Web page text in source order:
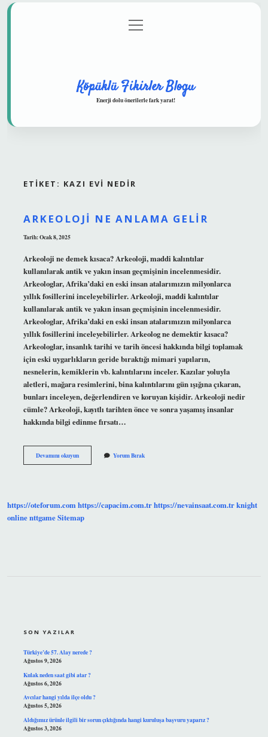
Gizlilik Politikası
menüyü
aç
Köpüklü Fikirler Blogu
Enerji dolu önerilerle fark yarat!
ETIKET: KAZI EVI NEDIR
ARKEOLOJI NE ANLAMA GELIR
Tarih: Ocak 8, 2025
Arkeoloji ne demek kısaca? Arkeoloji, maddi kalıntılar
kullanılarak antik ve yakın insan geçmişinin incelenmesidir.
Arkeologlar, Afrika’daki en eski insan atalarımızın milyonlarca
yıllık fosillerini inceleyebilirler. Arkeoloji, maddi kalıntılar
kullanılarak antik ve yakın insan geçmişinin incelenmesidir.
Arkeologlar, Afrika’daki en eski insan atalarımızın milyonlarca
yıllık fosillerini inceleyebilirler. Arkeolog ne demektir kısaca?
Arkeologlar, insanlık tarihi ve tarih öncesi hakkında bilgi toplamak
için eski uygarlıkların geride bıraktığı mimari yapıların,
nesnelerin, kemiklerin vb. kalıntılarını inceler. Kazılar yoluyla
aletleri, mağara resimlerini, bina kalıntılarını gün ışığına çıkaran,
bunları inceleyen, değerlendiren ve koruyan kişidir. Arkeoloji nedir
cümle? Arkeoloji, kayıtlı tarihten önce ve sonra yaşamış insanlar
hakkında bilgi edinme fırsatı…
Devamını okuyunArkeoloji
Ne
Yorum Bırak
https://oteforum.comhttps://capacim.com.trhttps://nevainsaat.com.trknight
onlinenttgameSitemap
SON YAZILAR
Türkiye’de 57. Alay nerede ?
Ağustos 9, 2026
Kulak neden saat gibi atar ?
Ağustos 6, 2026
Avcılar hangi yılda ilçe oldu ?
Ağustos 5, 2026
Aldığımız ürünle ilgili bir sorun çıktığında hangi kuruluşa başvuru yaparız ?
Ağustos 3, 2026